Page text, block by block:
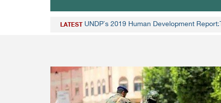
LATEST UNDP`s 2019 Human Development
Yemeni